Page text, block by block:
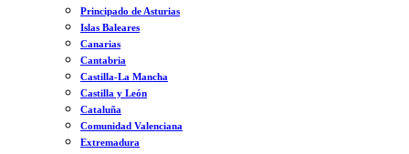
Principado de Asturias
Islas Baleares
Canarias
Cantabria
Castilla-La Mancha
Castilla y León
Cataluña
Comunidad Valenciana
Extremadura